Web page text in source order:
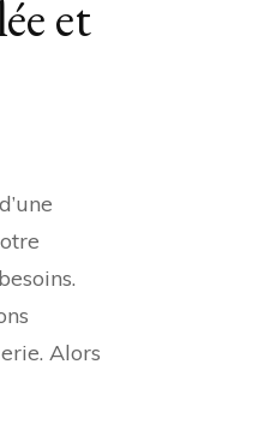
et
Alors